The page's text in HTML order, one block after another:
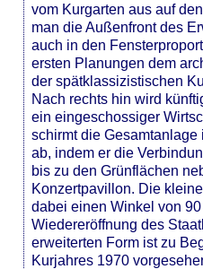
vom Kurgarten aus auf
man die Außenfront des
auch in den
ersten Planungen dem
der spätklassizistischen
Nach rechts hin wird
ein eingeschossiger
schirmt die
ab, indem er die
bis zu den Grünflächen
Konzertpavillon. Die
dabei einen Winkel von
Wiedereröffnung des
erweiterten Form ist zu
Kurjahres 1970